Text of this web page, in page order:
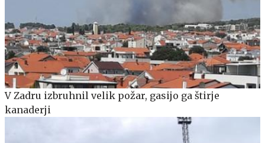
V Zadru izbruhnil velik požar, gasijo ga štirje
kanaderji